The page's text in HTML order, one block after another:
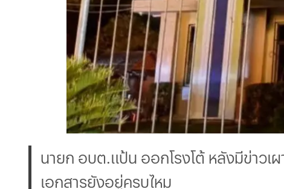
นายก อบต.แป้น ออกโรงโต้ หลังมีข่าว
เอกสารยังอยู่ครบไหม